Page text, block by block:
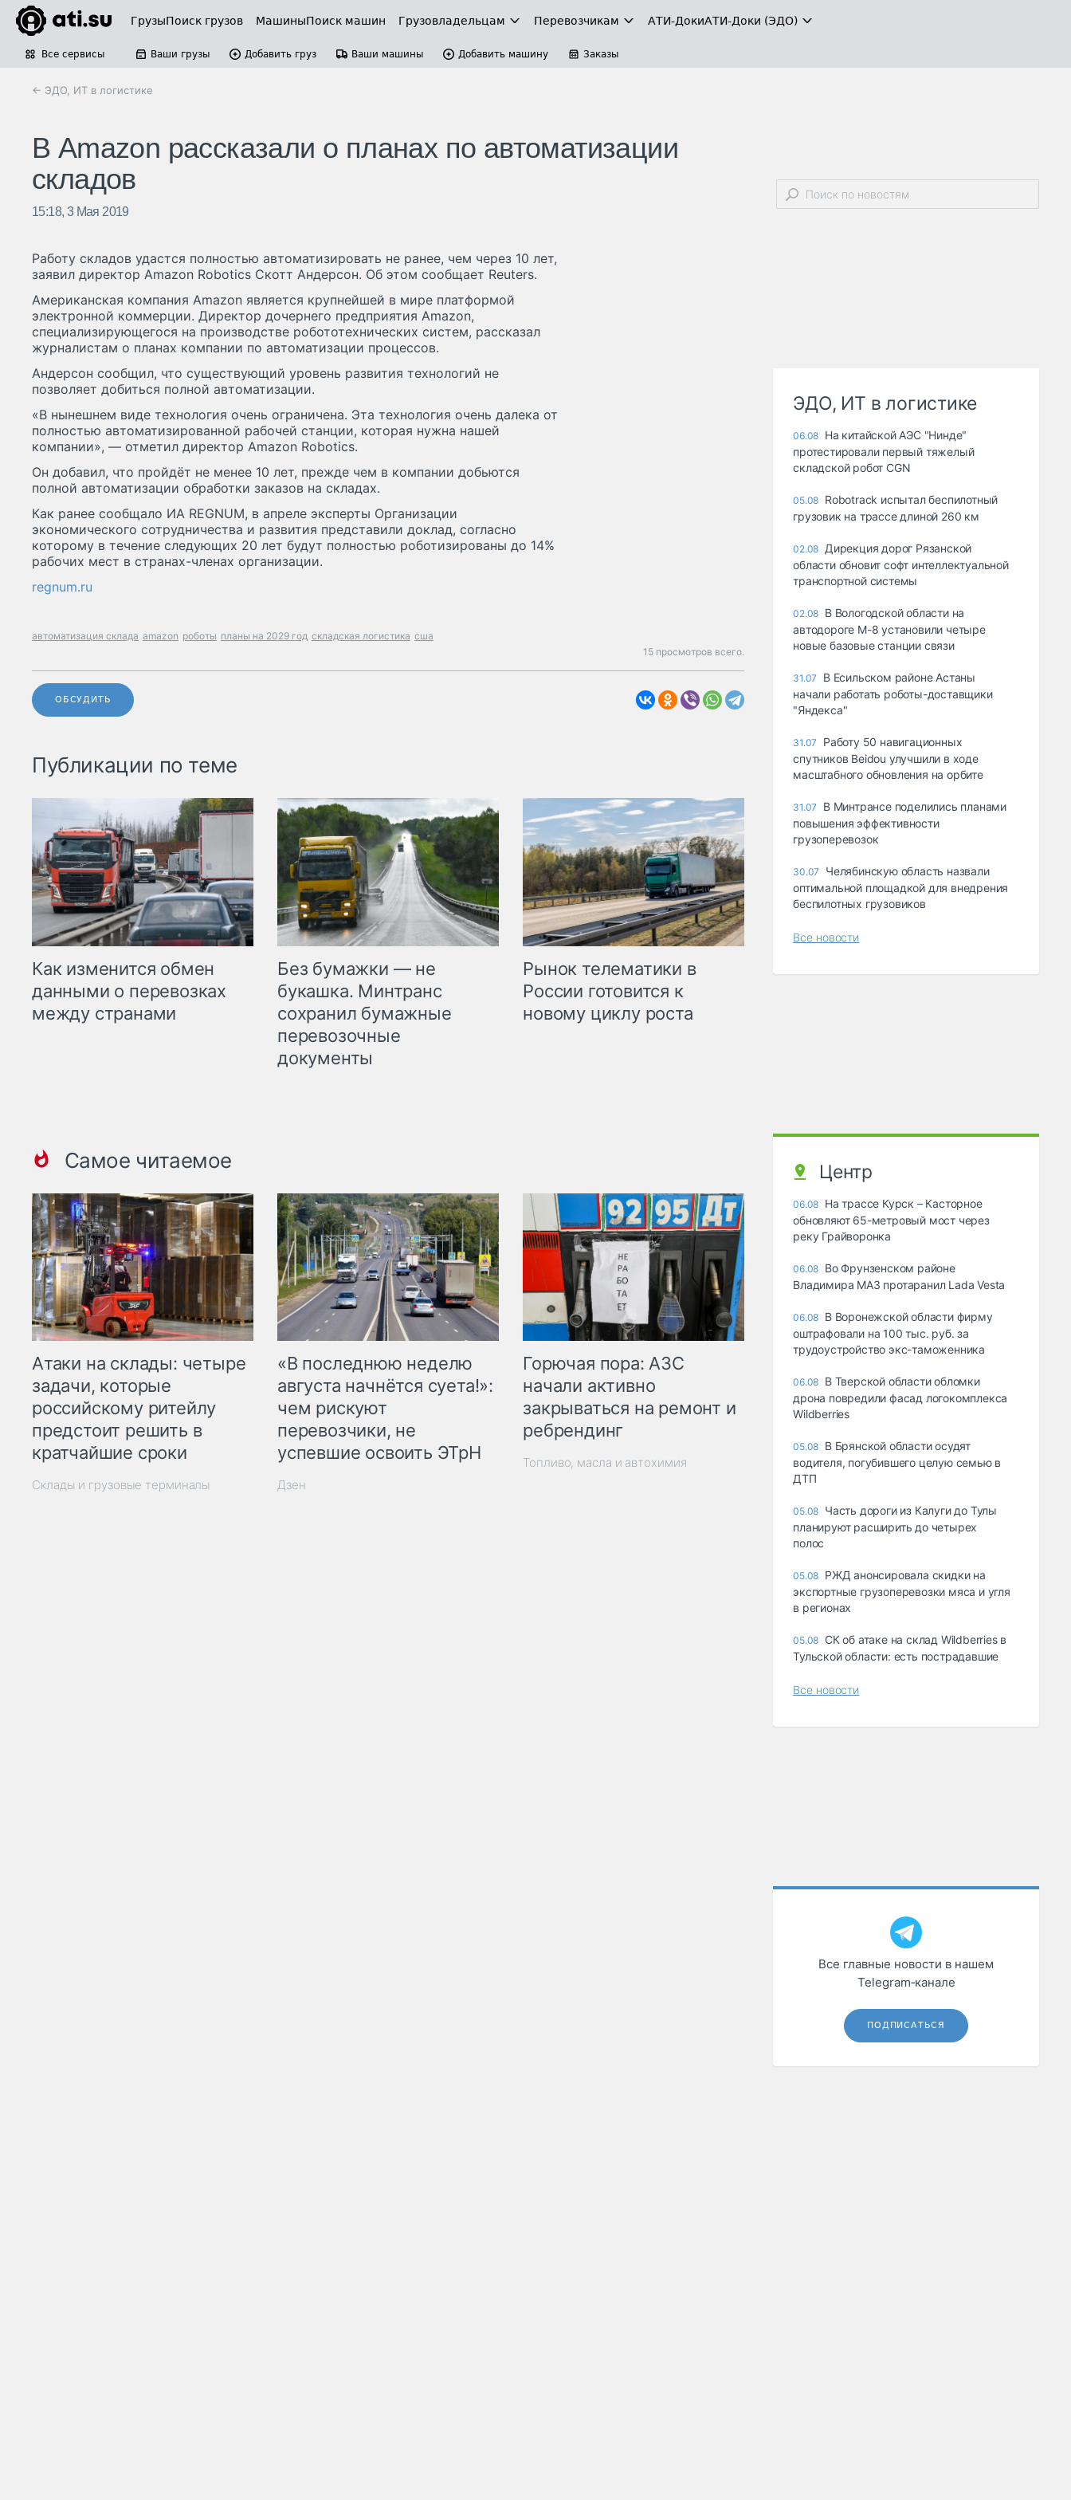
ГрузыПоиск грузов МашиныПоиск машин Грузовладельцам Перевозчикам АТИ-ДокиАТИ-Доки (ЭДО)
Все сервисы Ваши грузы Добавить груз Ваши машины Добавить машину Заказы
← ЭДО, ИТ в логистике
В Amazon рассказали о планах по автоматизации
складов
15:18, 3 Мая 2019
Работу складов удастся полностью автоматизировать не ранее, чем через 10 лет,
заявил директор Amazon Robotics Скотт Андерсон. Об этом сообщает Reuters.
Американская компания Amazon является крупнейшей в мире платформой
электронной коммерции. Директор дочернего предприятия Amazon,
специализирующегося на производстве робототехнических систем, рассказал
журналистам о планах компании по автоматизации процессов.
Андерсон сообщил, что существующий уровень развития технологий не
позволяет добиться полной автоматизации.
«В нынешнем виде технология очень ограничена. Эта технология очень далека от
полностью автоматизированной рабочей станции, которая нужна нашей
компании», — отметил директор Amazon Robotics.
Он добавил, что пройдёт не менее 10 лет, прежде чем в компании добьются
полной автоматизации обработки заказов на складах.
Как ранее сообщало ИА REGNUM, в апреле эксперты Организации
экономического сотрудничества и развития представили доклад, согласно
которому в течение следующих 20 лет будут полностью роботизированы до 14%
рабочих мест в странах-членах организации.
regnum.ru
автоматизация склада amazon роботы планы на 2029 год складская логистика сша
15 просмотров всего.
ОБСУДИТЬ
Публикации по теме
Как изменится обмен
данными о перевозках
между странами
Без бумажки — не
букашка. Минтранс
сохранил бумажные
перевозочные
документы
Рынок телематики в
России готовится к
новому циклу роста
Самое читаемое
Атаки на склады: четыре
задачи, которые
российскому ритейлу
предстоит решить в
кратчайшие сроки
Склады и грузовые терминалы
«В последнюю неделю
августа начнётся суета!»:
чем рискуют
перевозчики, не
успевшие освоить ЭТрН
Дзен
Горючая пора: АЗС
начали активно
закрываться на ремонт и
ребрендинг
Топливо, масла и автохимия
ЭДО, ИТ в логистике
06.08 На китайской АЭС "Нинде"
протестировали первый тяжелый
складской робот CGN
05.08 Robotrack испытал беспилотный
грузовик на трассе длиной 260 км
02.08 Дирекция дорог Рязанской
области обновит софт интеллектуальной
транспортной системы
02.08 В Вологодской области на
автодороге М-8 установили четыре
новые базовые станции связи
31.07
В Есильском районе Астаны
начали работать роботы-доставщики
"Яндекса"
31.07
Работу 50 навигационных
спутников Beidou улучшили в ходе
масштабного обновления на орбите
31.07
В Минтрансе поделились планами
повышения эффективности
грузоперевозок
30.07
Челябинскую область назвали
оптимальной площадкой для внедрения
беспилотных грузовиков
Все новости
Центр
06.08 На трассе Курск – Касторное
обновляют 65-метровый мост через
реку Грайворонка
06.08 Во Фрунзенском районе
Владимира МАЗ протаранил Lada Vesta
06.08 В Воронежской области фирму
оштрафовали на 100 тыс. руб. за
трудоустройство экс-таможенника
06.08 В Тверской области обломки
дрона повредили фасад логокомплекса
Wildberries
05.08 В Брянской области осудят
водителя, погубившего целую семью в
ДТП
05.08 Часть дороги из Калуги до Тулы
планируют расширить до четырех
полос
05.08 РЖД анонсировала скидки на
экспортные грузоперевозки мяса и угля
в регионах
05.08 СК об атаке на склад Wildberries в
Тульской области: есть пострадавшие
Все новости
Все главные новости в нашем
Telegram‑канале
ПОДПИСАТЬСЯ